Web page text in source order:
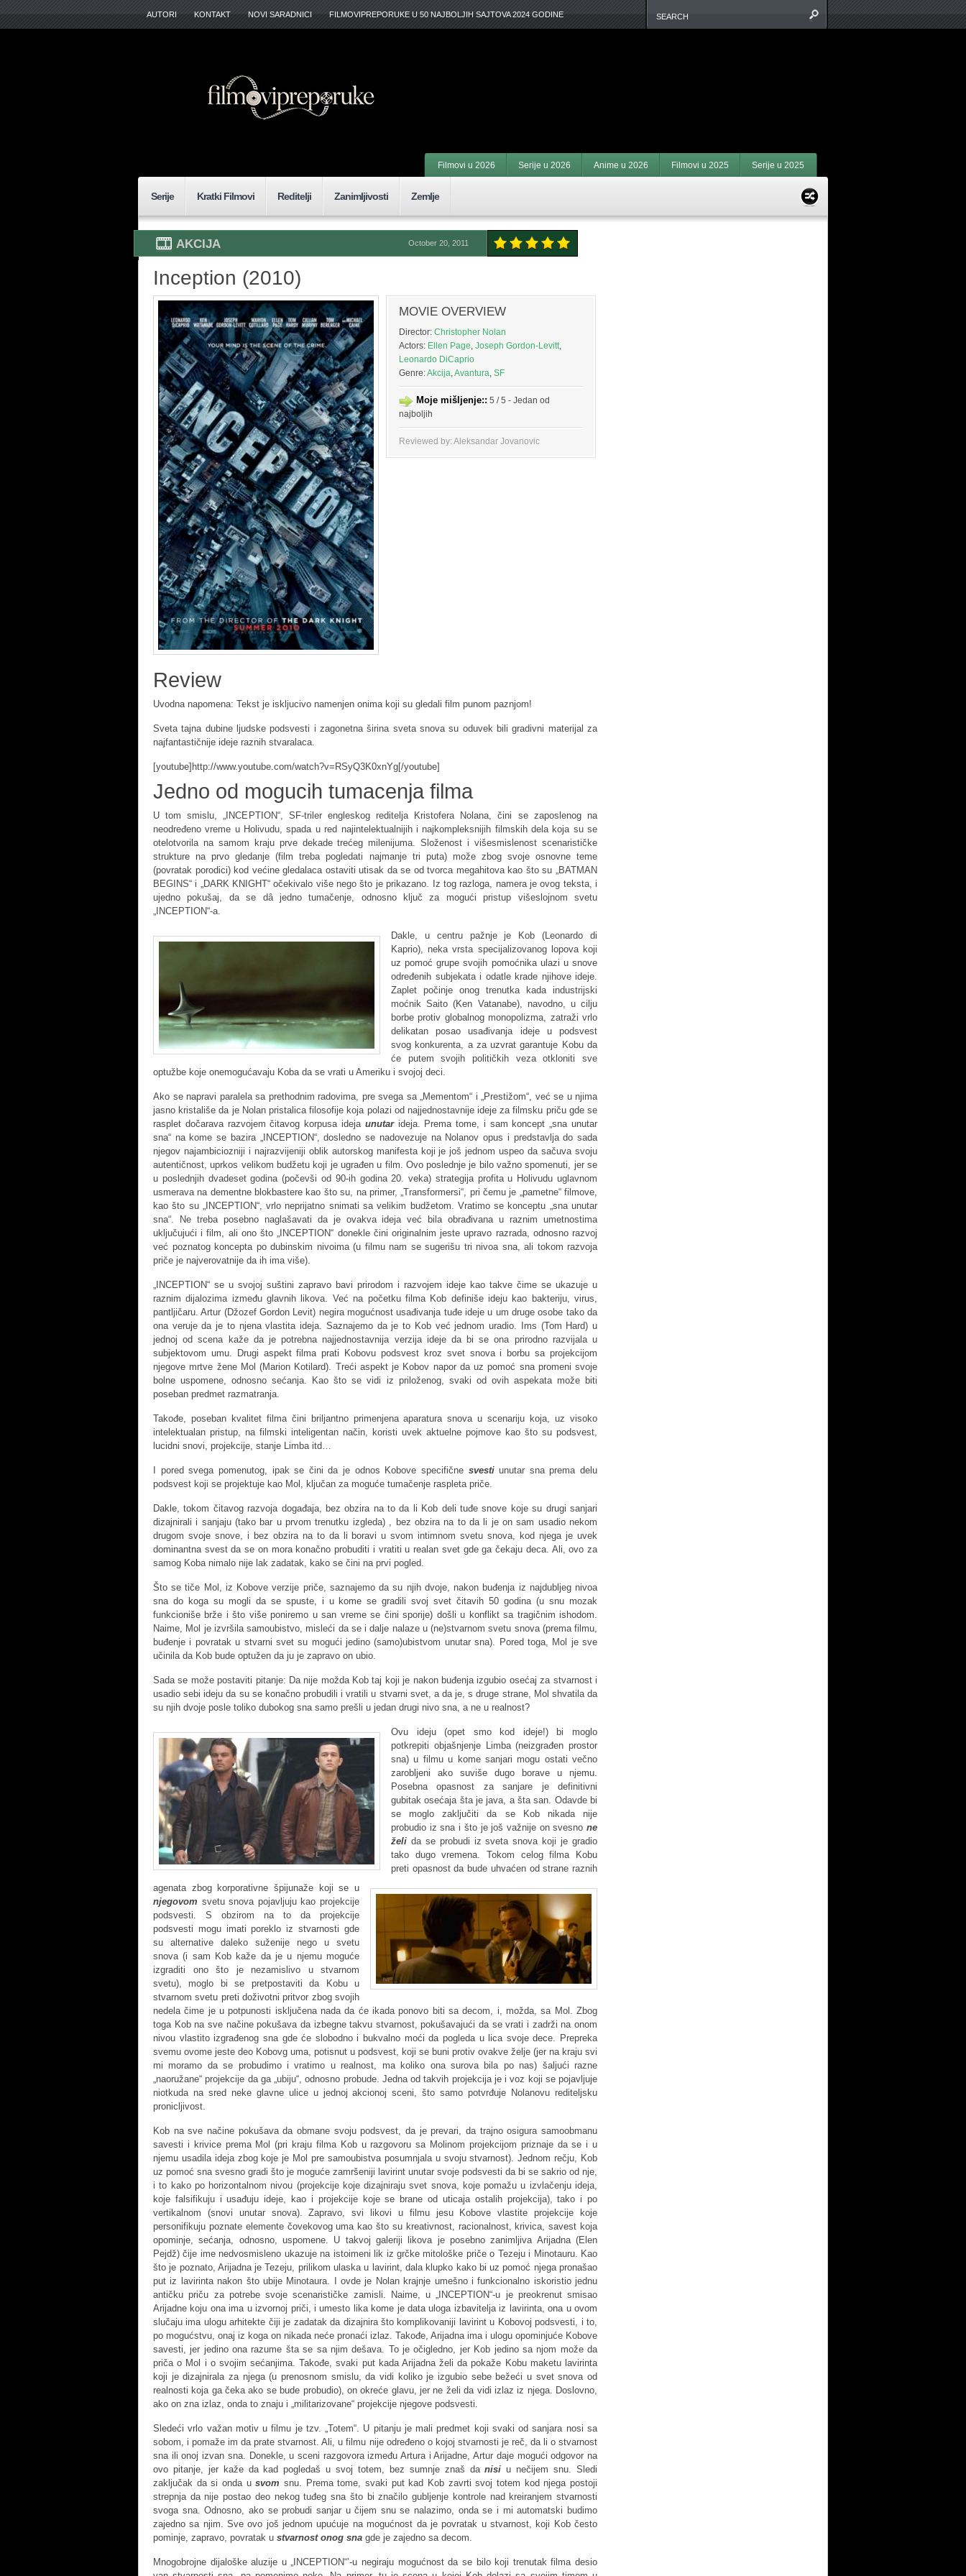
AUTORI KONTAKT NOVI SARADNICI FILMOVIPREPORUKE U 50 NAJBOLJIH SAJTOVA 2024 GODINE
Filmovi u 2026 Serije u 2026 Anime u 2026 Filmovi u 2025 Serije u 2025
Serije Kratki Filmovi Reditelji Zanimljivosti Zemlje
AKCIJA October 20, 2011
Inception (2010)
MOVIE OVERVIEW
Director: Christopher Nolan
Actors: Ellen Page Joseph Gordon-Levitt
Leonardo DiCaprio
Genre:Akcija Avantura SF
Moje mišljenje:: 5 / 5 - Jedan od
najboljih
Reviewed by: Aleksandar Jovanovic
Review
Uvodna napomena: Tekst je iskljucivo namenjen onima koji su gledali film punom paznjom!
Sveta tajna dubine ljudske podsvesti i zagonetna širina sveta snova su oduvek bili gradivni materijal za
najfantastičnije ideje raznih stvaralaca.
[youtube]http://www.youtube.com/watch?v=RSyQ3K0xnYg[/youtube]
Jedno od mogucih tumacenja filma
U tom smislu, „INCEPTION“, SF-triler engleskog reditelja Kristofera Nolana, čini se zaposlenog na
neodređeno vreme u Holivudu, spada u red najintelektualnijih i najkompleksnijih filmskih dela koja su se
otelotvorila na samom kraju prve dekade trećeg milenijuma. Složenost i višesmislenost scenarističke
strukture na prvo gledanje (film treba pogledati najmanje tri puta) može zbog svoje osnovne teme
(povratak porodici) kod većine gledalaca ostaviti utisak da se od tvorca megahitova kao što su „BATMAN
BEGINS“ i „DARK KNIGHT“ očekivalo više nego što je prikazano. Iz tog razloga, namera je ovog teksta, i
ujedno pokušaj, da se dâ jedno tumačenje, odnosno ključ za mogući pristup višeslojnom svetu
„INCEPTION“-a.
Dakle, u centru pažnje je Kob (Leonardo di
Kaprio), neka vrsta specijalizovanog lopova koji
uz pomoć grupe svojih pomoćnika ulazi u snove
određenih subjekata i odatle krade njihove ideje.
Zaplet počinje onog trenutka kada industrijski
moćnik Saito (Ken Vatanabe), navodno, u cilju
borbe protiv globalnog monopolizma, zatraži vrlo
delikatan posao usađivanja ideje u podsvest
svog konkurenta, a za uzvrat garantuje Kobu da
će putem svojih političkih veza otkloniti sve
optužbe koje onemogućavaju Koba da se vrati u Ameriku i svojoj deci.
Ako se napravi paralela sa prethodnim radovima, pre svega sa „Mementom“ i „Prestižom“, već se u njima
jasno kristališe da je Nolan pristalica filosofije koja polazi od najjednostavnije ideje za filmsku priču gde se
rasplet dočarava razvojem čitavog korpusa ideja unutarideja. Prema tome, i sam koncept „sna unutar
sna“ na kome se bazira „INCEPTION“, dosledno se nadovezuje na Nolanov opus i predstavlja do sada
njegov najambiciozniji i najrazvijeniji oblik autorskog manifesta koji je još jednom uspeo da sačuva svoju
autentičnost, uprkos velikom budžetu koji je ugrađen u film. Ovo poslednje je bilo važno spomenuti, jer se
u poslednjih dvadeset godina (počevši od 90-ih godina 20. veka) strategija profita u Holivudu uglavnom
usmerava na dementne blokbastere kao što su, na primer, „Transformersi“, pri čemu je „pametne“ filmove,
kao što su „INCEPTION“, vrlo neprijatno snimati sa velikim budžetom. Vratimo se konceptu „sna unutar
sna“. Ne treba posebno naglašavati da je ovakva ideja već bila obrađivana u raznim umetnostima
uključujući i film, ali ono što „INCEPTION“ donekle čini originalnim jeste upravo razrada, odnosno razvoj
već poznatog koncepta po dubinskim nivoima (u filmu nam se sugerišu tri nivoa sna, ali tokom razvoja
priče je najverovatnije da ih ima više).
„INCEPTION“ se u svojoj suštini zapravo bavi prirodom i razvojem ideje kao takve čime se ukazuje u
raznim dijalozima između glavnih likova. Već na početku filma Kob definiše ideju kao bakteriju, virus,
pantljičaru. Artur (Džozef Gordon Levit) negira mogućnost usađivanja tuđe ideje u um druge osobe tako da
ona veruje da je to njena vlastita ideja. Saznajemo da je to Kob već jednom uradio. Ims (Tom Hard) u
jednoj od scena kaže da je potrebna najjednostavnija verzija ideje da bi se ona prirodno razvijala u
subjektovom umu. Drugi aspekt filma prati Kobovu podsvest kroz svet snova i borbu sa projekcijom
njegove mrtve žene Mol (Marion Kotilard). Treći aspekt je Kobov napor da uz pomoć sna promeni svoje
bolne uspomene, odnosno sećanja. Kao što se vidi iz priloženog, svaki od ovih aspekata može biti
poseban predmet razmatranja.
Takođe, poseban kvalitet filma čini briljantno primenjena aparatura snova u scenariju koja, uz visoko
intelektualan pristup, na filmski inteligentan način, koristi uvek aktuelne pojmove kao što su podsvest,
lucidni snovi, projekcije, stanje Limba itd…
I pored svega pomenutog, ipak se čini da je odnos Kobove specifične svestiunutar sna prema delu
podsvest koji se projektuje kao Mol, ključan za moguće tumačenje raspleta priče.
Dakle, tokom čitavog razvoja događaja, bez obzira na to da li Kob deli tuđe snove koje su drugi sanjari
dizajnirali i sanjaju (tako bar u prvom trenutku izgleda) , bez obzira na to da li je on sam usadio nekom
drugom svoje snove, i bez obzira na to da li boravi u svom intimnom svetu snova, kod njega je uvek
dominantna svest da se on mora konačno probuditi i vratiti u realan svet gde ga čekaju deca. Ali, ovo za
samog Koba nimalo nije lak zadatak, kako se čini na prvi pogled.
Što se tiče Mol, iz Kobove verzije priče, saznajemo da su njih dvoje, nakon buđenja iz najdubljeg nivoa
sna do koga su mogli da se spuste, i u kome se gradili svoj svet čitavih 50 godina (u snu mozak
funkcioniše brže i što više poniremo u san vreme se čini sporije) došli u konflikt sa tragičnim ishodom.
Naime, Mol je izvršila samoubistvo, misleći da se i dalje nalaze u (ne)stvarnom svetu snova (prema filmu,
buđenje i povratak u stvarni svet su mogući jedino (samo)ubistvom unutar sna). Pored toga, Mol je sve
učinila da Kob bude optužen da ju je zapravo on ubio.
Sada se može postaviti pitanje: Da nije možda Kob taj koji je nakon buđenja izgubio osećaj za stvarnost i
usadio sebi ideju da su se konačno probudili i vratili u stvarni svet, a da je, s druge strane, Mol shvatila da
su njih dvoje posle toliko dubokog sna samo prešli u jedan drugi nivo sna, a ne u realnost?
Ovu ideju (opet smo kod ideje!) bi moglo
potkrepiti objašnjenje Limba (neizgrađen prostor
sna) u filmu u kome sanjari mogu ostati večno
zarobljeni ako suviše dugo borave u njemu.
Posebna opasnost za sanjare je definitivni
gubitak osećaja šta je java, a šta san. Odavde bi
se moglo zaključiti da se Kob nikada nije
probudio iz sna i što je još važnije on svesno ne
želi da se probudi iz sveta snova koji je gradio
tako dugo vremena. Tokom celog filma Kobu
preti opasnost da bude uhvaćen od strane raznih
agenata zbog korporativne špijunaže koji se u
njegovom svetu snova pojavljuju kao projekcije
podsvesti. S obzirom na to da projekcije
podsvesti mogu imati poreklo iz stvarnosti gde
su alternative daleko suženije nego u svetu
snova (i sam Kob kaže da je u njemu moguće
izgraditi ono što je nezamislivo u stvarnom
svetu), moglo bi se pretpostaviti da Kobu u
stvarnom svetu preti doživotni pritvor zbog svojih
nedela čime je u potpunosti isključena nada da će ikada ponovo biti sa decom, i, možda, sa Mol. Zbog
toga Kob na sve načine pokušava da izbegne takvu stvarnost, pokušavajući da se vrati i zadrži na onom
nivou vlastito izgrađenog sna gde će slobodno i bukvalno moći da pogleda u lica svoje dece. Prepreka
svemu ovome jeste deo Kobovg uma, potisnut u podsvest, koji se buni protiv ovakve želje (jer na kraju svi
mi moramo da se probudimo i vratimo u realnost, ma koliko ona surova bila po nas) šaljući razne
„naoružane“ projekcije da ga „ubiju“, odnosno probude. Jedna od takvih projekcija je i voz koji se pojavljuje
niotkuda na sred neke glavne ulice u jednoj akcionoj sceni, što samo potvrđuje Nolanovu rediteljsku
pronicljivost.
Kob na sve načine pokušava da obmane svoju podsvest, da je prevari, da trajno osigura samoobmanu
savesti i krivice prema Mol (pri kraju filma Kob u razgovoru sa Molinom projekcijom priznaje da se i u
njemu usadila ideja zbog koje je Mol pre samoubistva posumnjala u svoju stvarnost). Jednom rečju, Kob
uz pomoć sna svesno gradi što je moguće zamršeniji lavirint unutar svoje podsvesti da bi se sakrio od nje,
i to kako po horizontalnom nivou (projekcije koje dizajniraju svet snova, koje pomažu u izvlačenju ideja,
koje falsifikuju i usađuju ideje, kao i projekcije koje se brane od uticaja ostalih projekcija), tako i po
vertikalnom (snovi unutar snova). Zapravo, svi likovi u filmu jesu Kobove vlastite projekcije koje
personifikuju poznate elemente čovekovog uma kao što su kreativnost, racionalnost, krivica, savest koja
opominje, sećanja, odnosno, uspomene. U takvoj galeriji likova je posebno zanimljiva Arijadna (Elen
Pejdž) čije ime nedvosmisleno ukazuje na istoimeni lik iz grčke mitološke priče o Tezeju i Minotauru. Kao
što je poznato, Arijadna je Tezeju, prilikom ulaska u lavirint, dala klupko kako bi uz pomoć njega pronašao
put iz lavirinta nakon što ubije Minotaura. I ovde je Nolan krajnje umešno i funkcionalno iskoristio jednu
antičku priču za potrebe svoje scenarističke zamisli. Naime, u „INCEPTION“-u je preokrenut smisao
Arijadne koju ona ima u izvornoj priči, i umesto lika kome je data uloga izbavitelja iz lavirinta, ona u ovom
slučaju ima ulogu arhitekte čiji je zadatak da dizajnira što komplikovaniji lavirint u Kobovoj podsvesti, i to,
po mogućstvu, onaj iz koga on nikada neće pronaći izlaz. Takođe, Arijadna ima i ulogu opominjuće Kobove
savesti, jer jedino ona razume šta se sa njim dešava. To je očigledno, jer Kob jedino sa njom može da
priča o Mol i o svojim sećanjima. Takođe, svaki put kada Arijadna želi da pokaže Kobu maketu lavirinta
koji je dizajnirala za njega (u prenosnom smislu, da vidi koliko je izgubio sebe bežeći u svet snova od
realnosti koja ga čeka ako se bude probudio), on okreće glavu, jer ne želi da vidi izlaz iz njega. Doslovno,
ako on zna izlaz, onda to znaju i „militarizovane“ projekcije njegove podsvesti.
Sledeći vrlo važan motiv u filmu je tzv. „Totem“. U pitanju je mali predmet koji svaki od sanjara nosi sa
sobom, i pomaže im da prate stvarnost. Ali, u filmu nije određeno o kojoj stvarnosti je reč, da li o stvarnost
sna ili onoj izvan sna. Donekle, u sceni razgovora između Artura i Arijadne, Artur daje mogući odgovor na
ovo pitanje, jer kaže da kad pogledaš u svoj totem, bez sumnje znaš danisi u nečijem snu. Sledi
zaključak da si onda usvom snu. Prema tome, svaki put kad Kob zavrti svoj totem kod njega postoji
strepnja da nije postao deo nekog tuđeg sna što bi značilo gubljenje kontrole nad kreiranjem stvarnosti
svoga sna. Odnosno, ako se probudi sanjar u čijem snu se nalazimo, onda se i mi automatski budimo
zajedno sa njim. Sve ovo još jednom upućuje na mogućnost da je povratak u stvarnost, koji Kob često
pominje, zapravo, povratak u stvarnost onog sna gde je zajedno sa decom.
Mnogobrojne dijaloške aluzije u „INCEPTION“’-u negiraju mogućnost da se bilo koji trenutak filma desio